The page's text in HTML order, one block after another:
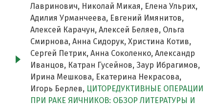
Лавринович, Николай Микая, Елена Ульрих,
Адилия Урманчеева, Евгений Имянитов,
Алексей Карачун, Алексей Беляев, Ольга
Смирнова, Анна Сидорук, Христина Котив,
Сергей Петрик, Анна Соколенко, Александр
Иванцов, Катран Гусейнов, Заур Ибрагимов,
Ирина Мешкова, Екатерина Некрасова,
Игорь Берлев, ЦИТОРЕДУКТИВНЫЕ ОПЕРАЦИИ
ПРИ РАКЕ ЯИЧНИКОВ: ОБЗОР ЛИТЕРАТУРЫ И